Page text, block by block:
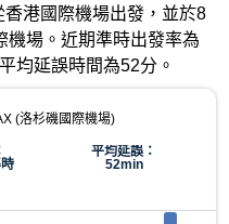
港國際機場出發，並於8
機場。近期準時出發率為
均延誤時間為52分。
(洛杉磯國際機場)
平均延誤：
52min